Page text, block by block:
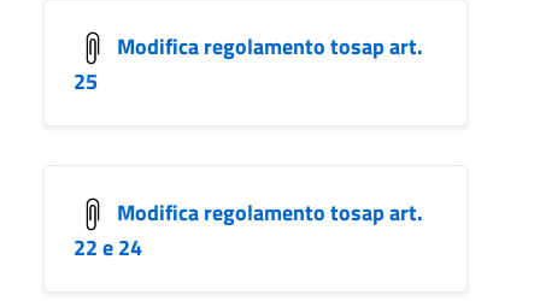
Modifica regolamento tosap art.
25
Modifica regolamento tosap art.
22 e 24